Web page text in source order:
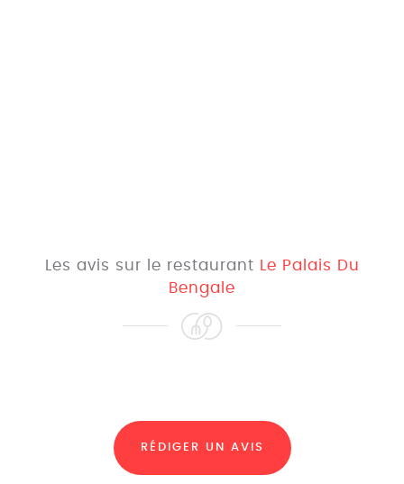
Les avis sur le restaurant
Le Palais Du
Bengale
RÉDIGER UN AVIS